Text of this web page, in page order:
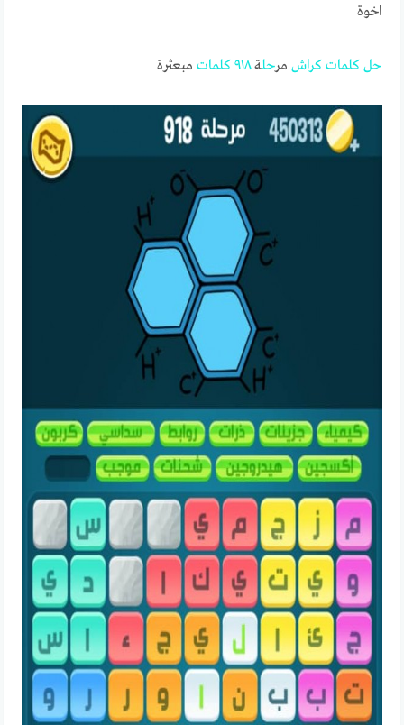
اخوة
حل كلمات كراش مرحلة٩١٨ كلمات مبعثرة